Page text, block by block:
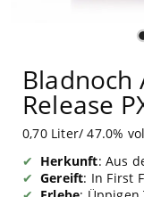
Bladnoch
Release
0,70 Liter/ 47.0% vol
Herkunft: Aus
Gereift: In First